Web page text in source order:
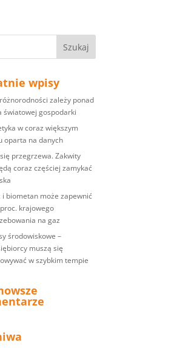
wpisy
zależy ponad
światowej gospodarki
w coraz większym
oparta na danych
się przegrzewa. Zakwity
coraz częściej zamykać
i biometan może zapewnić
krajowego
na gaz
środowiskowe –
muszą się
w szybkim tempie